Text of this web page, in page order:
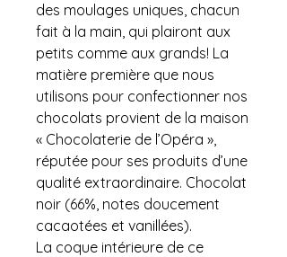
des moulages uniques, chacun
fait à la main, qui plairont aux
petits comme aux grands! La
matière première que nous
utilisons pour confectionner nos
chocolats provient de la maison
« Chocolaterie de l’Opéra »,
réputée pour ses produits d’une
qualité extraordinaire. Chocolat
noir (66%, notes doucement
cacaotées et vanillées).
La coque intérieure de ce